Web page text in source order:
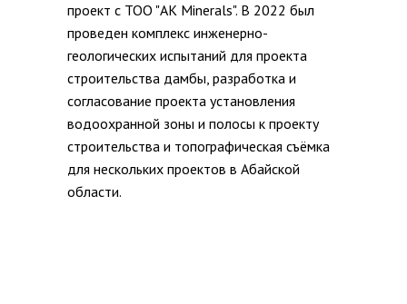
проект с ТОО "AK Minerals". В 2022 был
проведен комплекс инженерно-
геологических испытаний для проекта
строительства дамбы, разработка и
согласование проекта установления
водоохранной зоны и полосы к проекту
строительства и топографическая съёмка
для нескольких проектов в Абайской
области.